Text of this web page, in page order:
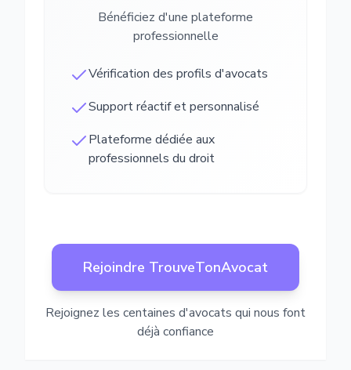
Bénéficiez d'une plateforme
professionnelle
Vérification des profils d'avocats
Support réactif et personnalisé
Plateforme dédiée aux
professionnels du droit
Rejoindre TrouveTonAvocat
Rejoignez les centaines d'avocats qui nous font
déjà confiance